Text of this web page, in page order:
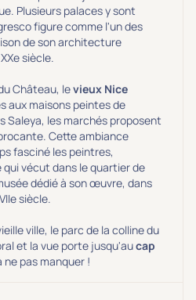
Plusieurs palaces y sont
figure comme l'un des
de son architecture
siècle.
Château, levieux Nice
aux maisons peintes de
Saleya, les marchés proposent
Cette ambiance
fasciné les peintres,
vécut dans le quartier de
dédié à son œuvre, dans
siècle.
ville, le parc de la colline du
et la vue porte jusqu'aucap
ne pas manquer !